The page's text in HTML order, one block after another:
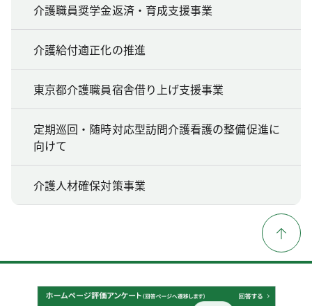
介護職員奨学金返済・育成支援事業
介護給付適正化の推進
東京都介護職員宿舎借り上げ支援事業
定期巡回・随時対応型訪問介護看護の整備促進に
向けて
介護人材確保対策事業